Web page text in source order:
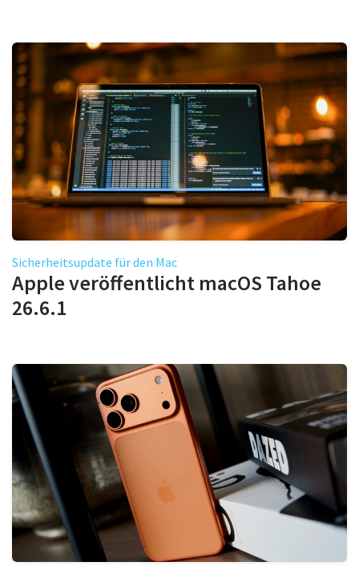
Sicherheitsupdate für den Mac
Apple veröffentlicht macOS Tahoe
26.6.1